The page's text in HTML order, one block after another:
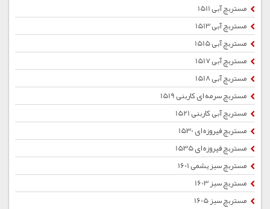
مستربچ آبی 1511
مستربچ آبی 1513
مستربچ آبی 1515
مستربچ آبی 1517
مستربچ آبی 1518
مستربچ سرمه ای کاربنی 1519
مستربچ آبی کاربنی 1521
مستربچ فیروزه ای 1530
مستربچ فیروزه ای 1535
مستربچ سبز یشمی 1601
مستربچ سبز 1603
مستربچ سبز 1605